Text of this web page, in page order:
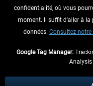
INFORMATIONS
NE MANQUEZ
échéant, frais de
confidentialité, où vous
moment. Il suffit d'aller à la
données. Consultez
Google Tag Manager:
Analysis